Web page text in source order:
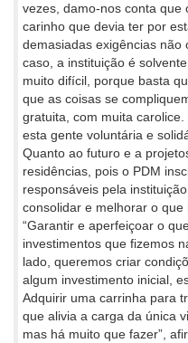
vezes, damo-nos conta que
carinho que devia ter por
demasiadas exigências não
caso, a instituição é
muito difícil, porque basta
que as coisas se
gratuita, com muita
esta gente voluntária e
Quanto ao futuro e a
residências, pois o PDM
responsáveis pela
consolidar e melhorar o que
“Garantir e aperfeiçoar o
investimentos que fizemos
lado, queremos criar
algum investimento inicial,
Adquirir uma carrinha para
que alivia a carga da única
mas há muito que fazer”,